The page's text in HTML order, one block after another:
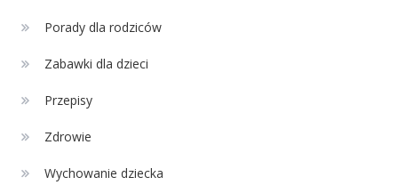
Adamek wiek: ile lat ma legenda
Porady dla rodziców
Zabawki dla dzieci
Przepisy
Zdrowie
Wychowanie dziecka